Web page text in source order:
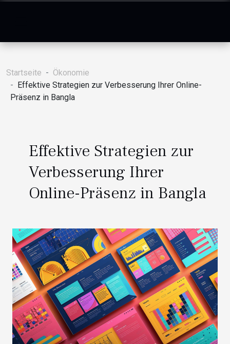
Startseite
Ökonomie
Effektive Strategien zur Verbesserung Ihrer Online-
Präsenz in Bangla
Effektive Strategien zur
Verbesserung Ihrer
Online-Präsenz in Bangla